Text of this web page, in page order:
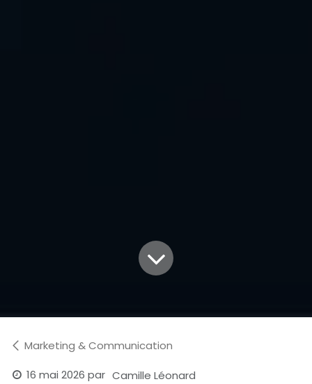
Marketing & Communication
16 mai 2026 par Camille Léonard